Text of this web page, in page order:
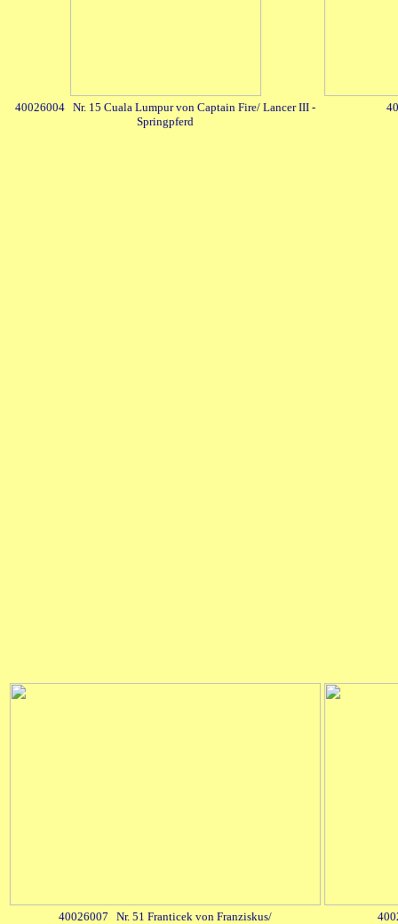
40026004 Nr. 15 Cuala Lumpur von Captain Fire/ Lancer III -
Springpferd
40026007 Nr. 51 Franticek von Franziskus/